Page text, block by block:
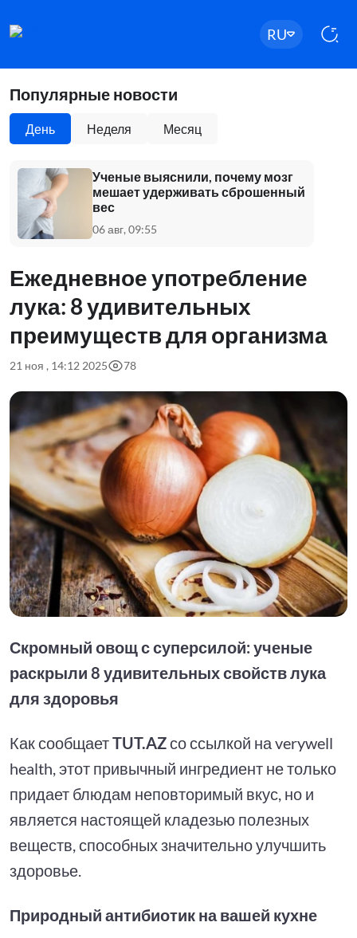
RU
Популярные новости
День Неделя Месяц
Ученые выяснили, почему мозг
мешает удерживать сброшенный
вес
06 авг, 09:55
Ежедневное употребление
лука: 8 удивительных
преимуществ для организма
21 ноя , 14:12 2025 78
Скромный овощ с суперсилой: ученые
раскрыли 8 удивительных свойств лука
для здоровья
Как сообщаетTUT.AZсо ссылкой на verywell
health, этот привычный ингредиент не только
придает блюдам неповторимый вкус, но и
является настоящей кладезью полезных
веществ, способных значительно улучшить
здоровье.
Природный антибиотик на вашей кухне